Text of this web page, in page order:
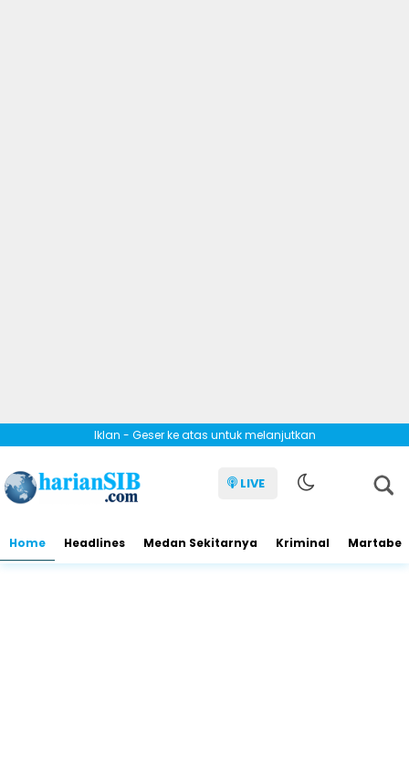
Iklan - Geser ke atas untuk melanjutkan
LIVE
Home Headlines Medan Sekitarnya Kriminal Martabe